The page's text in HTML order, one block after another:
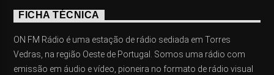
FICHA TÉCNICA
ON FM Rádio é uma estação de rádio sediada em Torres
Vedras, na região Oeste de Portugal. Somos uma rádio com
emissão em áudio e vídeo, pioneira no formato de rádio visual